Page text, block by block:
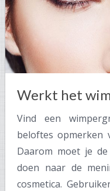
Werkt het
Vind een
beloftes opmerken
Daarom moet je
doen naar de
cosmetica.